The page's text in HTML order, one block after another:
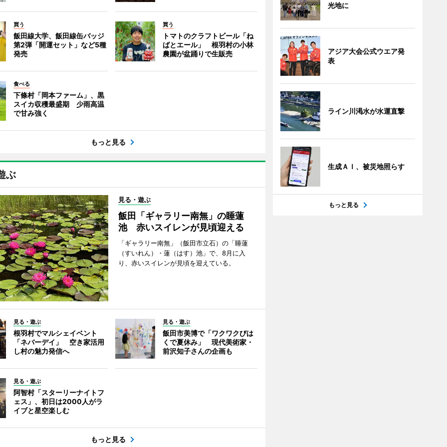
買う
飯田線大学、飯田線缶バッジ
第2弾「開運セット」など5種
発売
買う
トマトのクラフトビール「ね
ばとエール」 根羽村の小林
農園が盆踊りで生販売
食べる
下條村「岡本ファーム」、黒
スイカ収穫最盛期 少雨高温
で甘み強く
もっと見る
ぶ
見る・遊ぶ
飯田「ギャラリー南無」の睡蓮
池 赤いスイレンが見頃迎える
「ギャラリー南無」（飯田市立石）の「睡蓮
（すいれん）・蓮（はす）池」で、8月に入
り、赤いスイレンが見頃を迎えている。
見る・遊ぶ
根羽村でマルシェイベント
「ネバーデイ」 空き家活用
し村の魅力発信へ
見る・遊ぶ
飯田市美博で「ワクワクびは
くで夏休み」 現代美術家・
前沢知子さんの企画も
見る・遊ぶ
阿智村「スターリーナイトフ
ェス」、初日は2000人がラ
イブと星空楽しむ
もっと見る
光地に
アジア大会公式ウエア発
表
ライン川渇水が水運直撃
生成ＡＩ、被災地照らす
もっと見る